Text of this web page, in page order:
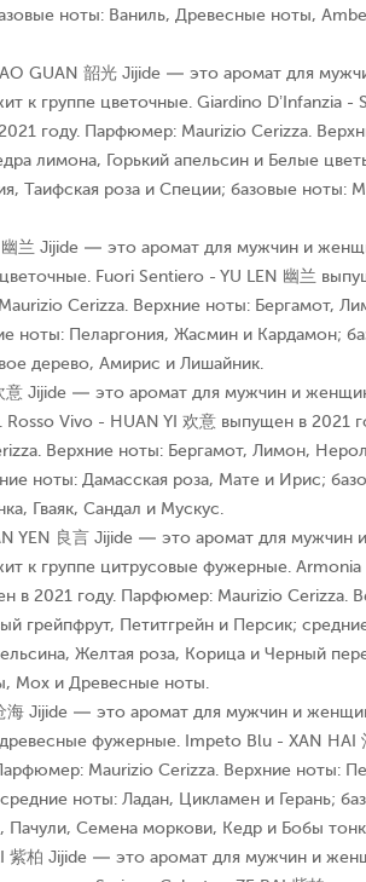
ноты: Ваниль, Древесные ноты,
GUAN 韶光 Jijide — это аромат для
к группе цветочные. Giardino D’Infanzia -
году. Парфюмер: Maurizio Cerizza.
лимона, Горький апельсин и Белые
Таифская роза и Специи; базовые ноты:
幽兰 Jijide — это аромат для мужчин и
Fuori Sentiero - YU LEN 幽兰
Cerizza. Верхние ноты: Бергамот,
ноты: Пеларгония, Жасмин и Кардамон;
дерево, Амирис и Лишайник.
意 Jijide — это аромат для мужчин и
Rosso Vivo - HUAN YI 欢意 выпущен в 2021
Верхние ноты: Бергамот, Лимон,
ноты: Дамасская роза, Мате и Ирис;
Гваяк, Сандал и Мускус.
YEN 良言 Jijide — это аромат для мужчин и
к группе цитрусовые фужерные. Armonia
в 2021 году. Парфюмер: Maurizio Cerizza.
грейпфрут, Петитгрейн и Персик;
Желтая роза, Корица и Черный
Мох и Древесные ноты.
海 Jijide — это аромат для мужчин и
фужерные. Impeto Blu - XAN HAI
Maurizio Cerizza. Верхние ноты:
ноты: Ладан, Цикламен и Герань;
Пачули, Семена моркови, Кедр и Бобы
紫柏 Jijide — это аромат для мужчин и